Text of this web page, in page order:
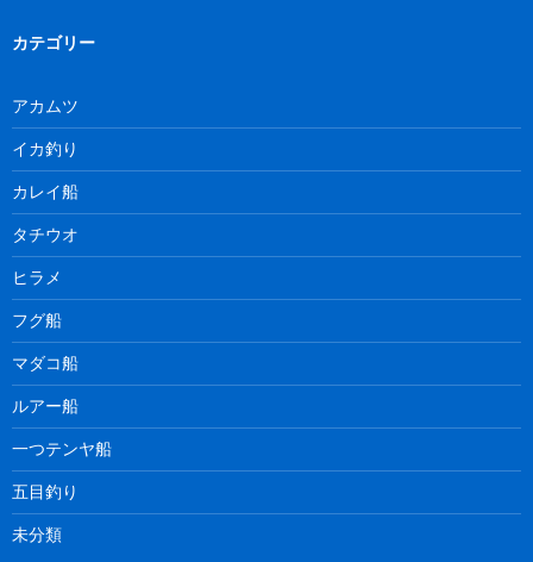
カテゴリー
アカムツ
イカ釣り
カレイ船
タチウオ
ヒラメ
フグ船
マダコ船
ルアー船
一つテンヤ船
五目釣り
未分類